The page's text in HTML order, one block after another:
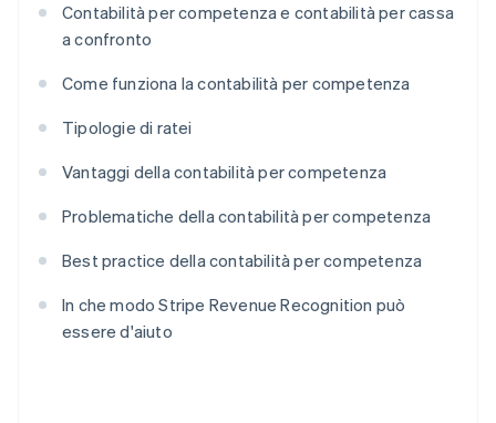
Contabilità per competenza e contabilità per cassa
a confronto
Come funziona la contabilità per competenza
Tipologie di ratei
Vantaggi della contabilità per competenza
Problematiche della contabilità per competenza
Best practice della contabilità per competenza
In che modo Stripe Revenue Recognition può
essere d'aiuto